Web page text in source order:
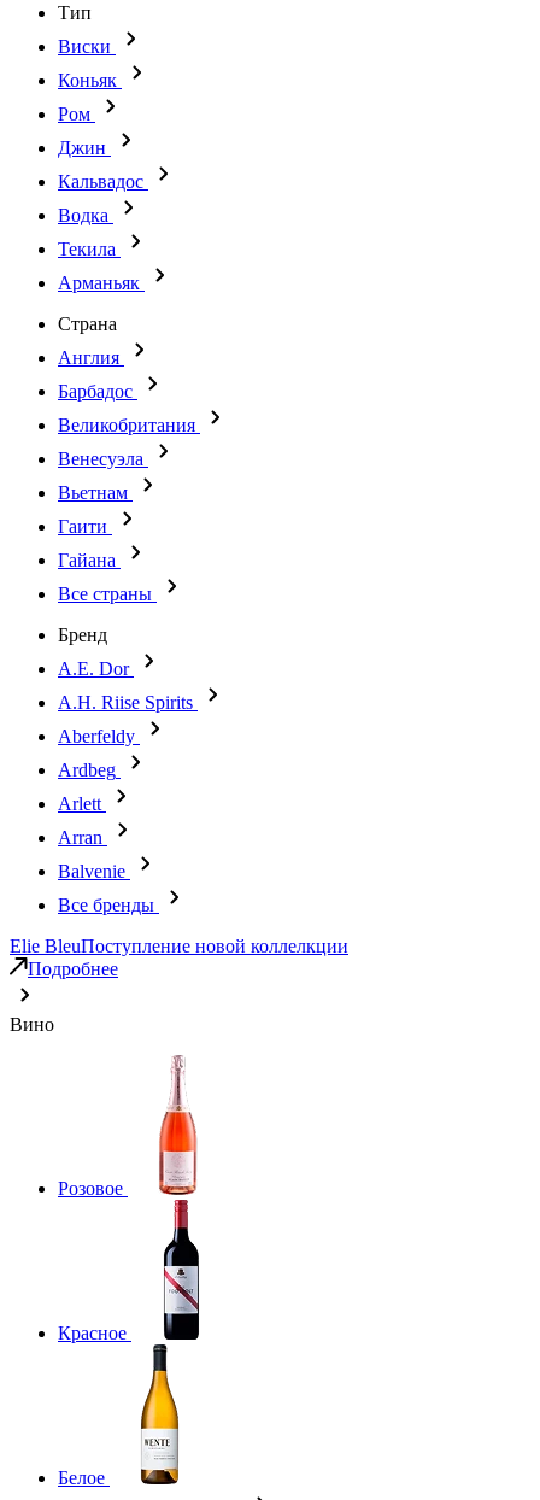
Тип
Виски
Коньяк
Ром
Джин
Кальвадос
Водка
Текила
Арманьяк
Страна
Англия
Барбадос
Великобритания
Венесуэла
Вьетнам
Гаити
Гайана
Все страны
Бренд
A.E. Dor
A.H. Riise Spirits
Aberfeldy
Ardbeg
Arlett
Arran
Balvenie
Все бренды
Elie BleuПоступление новой коллелкции
Подробнее
Вино
Розовое
Красное
Белое